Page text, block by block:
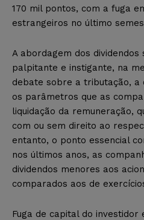
170 mil pontos, com a fuga
estrangeiros no último
A abordagem dos
palpitante e instigante, na
debate sobre a tributação, a
os parâmetros que as
liquidação da remuneração,
com ou sem direito ao
entanto, o ponto essencial
nos últimos anos, as
dividendos menores aos
comparados aos de
Fuga de capital do investidor